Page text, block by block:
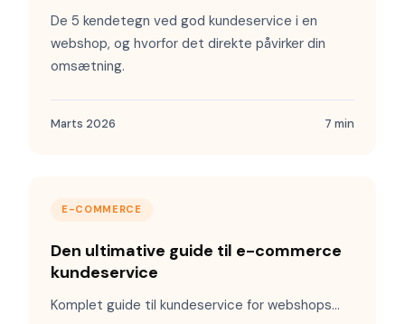
De 5 kendetegn ved god kundeservice i en
webshop, og hvorfor det direkte påvirker din
omsætning.
Marts 2026 7 min
E-COMMERCE
Den ultimative guide til e-commerce
kundeservice
Komplet guide til kundeservice for webshops...